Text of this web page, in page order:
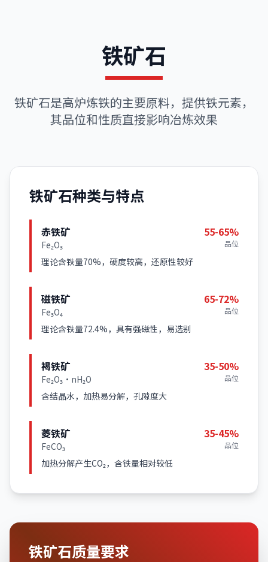
铁矿石
铁矿石是高炉炼铁的主要原料，提供铁元素，
其品位和性质直接影响冶炼效果
铁矿石种类与特点
赤铁矿
Fe₂O₃
55-65%
品位
理论含铁量70%，硬度较高，还原性较好
磁铁矿
Fe₃O₄
65-72%
品位
理论含铁量72.4%，具有强磁性，易选别
褐铁矿
Fe₂O₃·nH₂O
35-50%
品位
含结晶水，加热易分解，孔隙度大
菱铁矿
FeCO₃
35-45%
品位
加热分解产生CO₂，含铁量相对较低
铁矿石质量要求